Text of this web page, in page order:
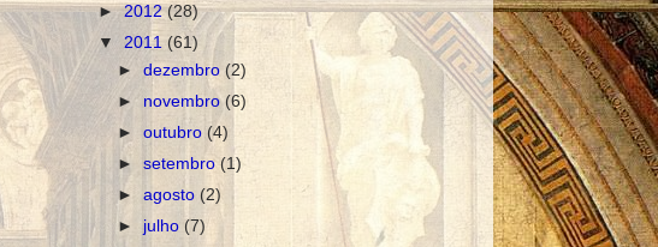
►2012 (28)
▼ 2011 (61)
►dezembro(2)
► novembro(6)
►outubro(4)
►setembro(1)
►agosto(2)
► julho (7)